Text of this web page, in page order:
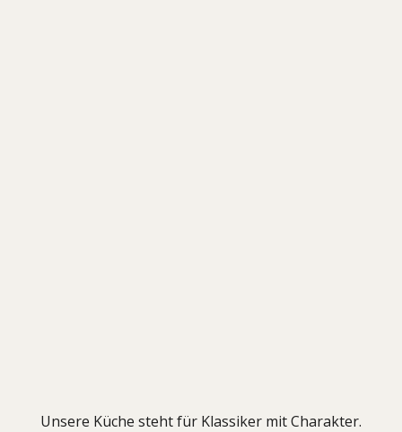
Unsere Küche steht für Klassiker mit Charakter.